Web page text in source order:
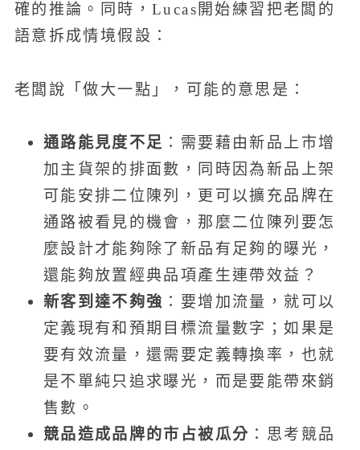
確的推論。同時，Lucas開始練習把老闆的
語意拆成情境假設：
老闆說「做大一點」，可能的意思是：
通路能見度不足 ：需要藉由新品上市增
加主貨架的排面數，同時因為新品上架
可能安排二位陳列，更可以擴充品牌在
通路被看見的機會，那麼二位陳列要怎
麼設計才能夠除了新品有足夠的曝光，
還能夠放置經典品項產生連帶效益？
新客到達不夠強 ：要增加流量，就可以
定義現有和預期目標流量數字；如果是
要有效流量，還需要定義轉換率，也就
是不單純只追求曝光，而是要能帶來銷
售數。
競品造成品牌的市占被瓜分 ：思考競品